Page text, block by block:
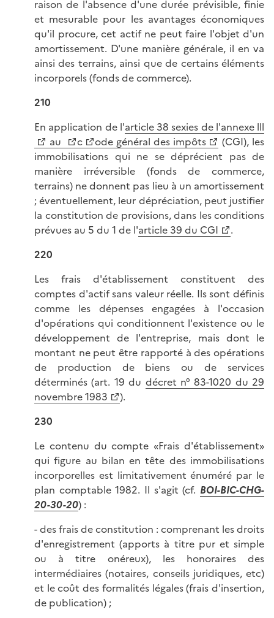
raison de l'absence d'une durée prévisible, finie
et mesurable pour les avantages économiques
qu'il procure, cet actif ne peut faire l'objet d'un
amortissement. D'une manière générale, il en va
ainsi des terrains, ainsi que de certains éléments
incorporels (fonds de commerce).
210
En application de l'article 38 sexies de l'annexe lll
au
c ode général des impôts
(CGI), les
immobilisations qui ne se déprécient pas de
manière irréversible (fonds de commerce,
terrains) ne donnent pas lieu à un amortissement
; éventuellement, leur dépréciation, peut justifier
la constitution de provisions, dans les conditions
prévues au 5 du 1 de l'article 39 du CGI
.
220
Les frais d'établissement constituent des
comptes d'actif sans valeur réelle. Ils sont définis
comme les dépenses engagées à l'occasion
d'opérations qui conditionnent l'existence ou le
développement de l'entreprise, mais dont le
montant ne peut être rapporté à des opérations
de production de biens ou de services
déterminés (art. 19 du décret n° 83-1020 du 29
novembre 1983
).
230
Le contenu du compte «Frais d'établissement»
qui figure au bilan en tête des immobilisations
incorporelles est limitativement énuméré par le
plan comptable 1982. Il s'agit (cf. BOI-BIC-CHG-
20-30-20) :
- des frais de constitution : comprenant les droits
d'enregistrement (apports à titre pur et simple
ou à titre onéreux), les honoraires des
intermédiaires (notaires, conseils juridiques, etc)
et le coût des formalités légales (frais d'insertion,
de publication) ;